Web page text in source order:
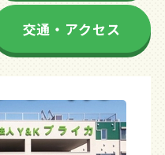
交通・アクセス